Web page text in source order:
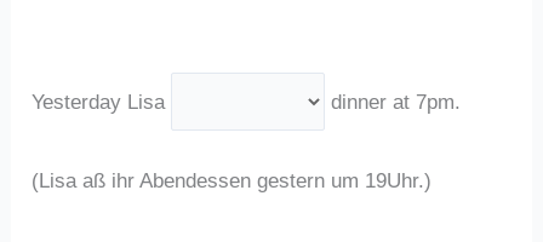
Yesterday Lisa dinner at 7pm.
(Lisa aß ihr Abendessen gestern um 19Uhr.)